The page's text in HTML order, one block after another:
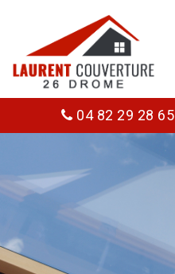
04 82 29 28 65